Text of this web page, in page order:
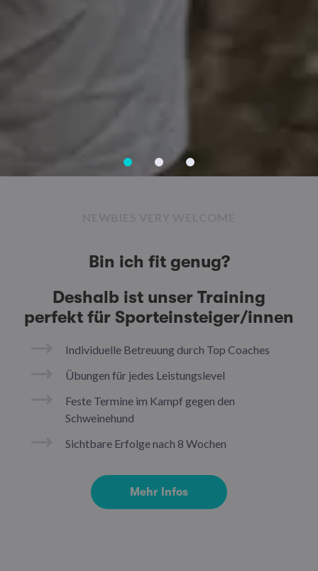
Bin ich fit genug?
Deshalb ist unser Training
perfekt für Sporteinsteiger/innen
Individuelle Betreuung durch Top Coaches
Übungen für jedes Leistungslevel
Feste Termine im Kampf gegen den
Schweinehund
Sichtbare Erfolge nach 8 Wochen
Mehr Infos